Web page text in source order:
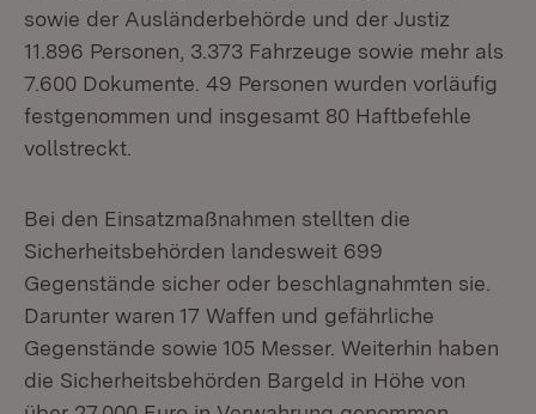
sowie der Ausländerbehörde und der Justiz
11.896 Personen, 3.373 Fahrzeuge sowie mehr als
7.600 Dokumente. 49 Personen wurden vorläufig
festgenommen und insgesamt 80 Haftbefehle
vollstreckt.
Bei den Einsatzmaßnahmen stellten die
Sicherheitsbehörden landesweit 699
Gegenstände sicher oder beschlagnahmten sie.
Darunter waren 17 Waffen und gefährliche
Gegenstände sowie 105 Messer. Weiterhin haben
die Sicherheitsbehörden Bargeld in Höhe von